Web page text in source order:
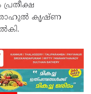
രാഹുൽ കൃഷ്ണ